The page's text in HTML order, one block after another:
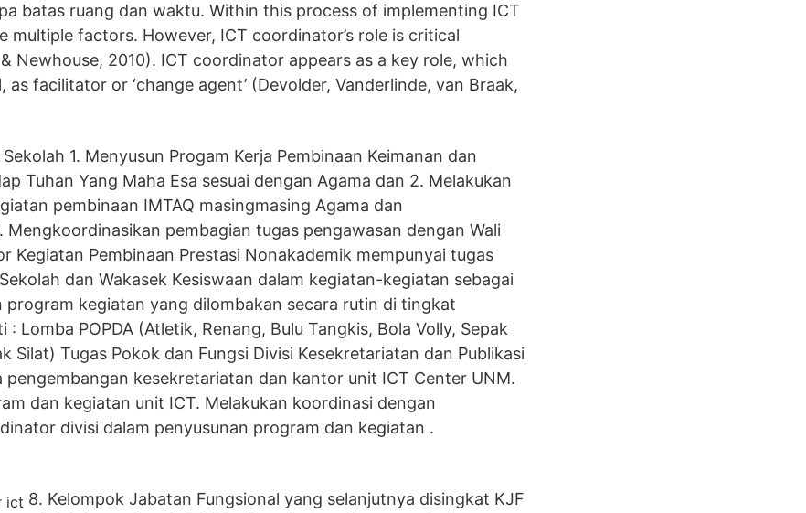
batas ruang dan waktu. Within this process of implementing ICT
multiple factors. However, ICT coordinator’s role is critical
Newhouse, 2010). ICT coordinator appears as a key role, which
as facilitator or ‘change agent’ (Devolder, Vanderlinde, van Braak,
1. Menyusun Progam Kerja Pembinaan Keimanan dan
Tuhan Yang Maha Esa sesuai dengan Agama dan 2. Melakukan
pembinaan IMTAQ masingmasing Agama dan
Mengkoordinasikan pembagian tugas pengawasan dengan Wali
Kegiatan Pembinaan Prestasi Nonakademik mempunyai tugas
dan Wakasek Kesiswaan dalam kegiatan-kegiatan sebagai
program kegiatan yang dilombakan secara rutin di tingkat
: Lomba POPDA (Atletik, Renang, Bulu Tangkis, Bola Volly, Sepak
Silat) Tugas Pokok dan Fungsi Divisi Kesekretariatan dan Publikasi
pengembangan kesekretariatan dan kantor unit ICT Center UNM.
dan kegiatan unit ICT. Melakukan koordinasi dengan
divisi dalam penyusunan program dan kegiatan .
8. Kelompok Jabatan Fungsional yang selanjutnya disingkat KJF